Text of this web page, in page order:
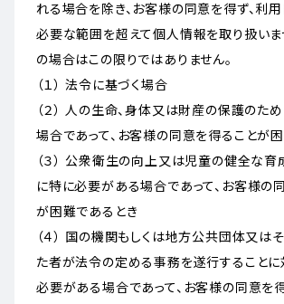
れる場合を除き、お客様の同意を得ず、利
必要な範囲を超えて個人情報を取り扱いま
の場合はこの限りではありません。
（１） 法令に基づく場合
（２） 人の生命、身体又は財産の保護のた
場合であって、お客様の同意を得ることが
（３） 公衆衛生の向上又は児童の健全な育
に特に必要がある場合であって、お客様の
が困難であるとき
（４） 国の機関もしくは地方公共団体又は
た者が法令の定める事務を遂行することに
必要がある場合であって、お客様の同意を